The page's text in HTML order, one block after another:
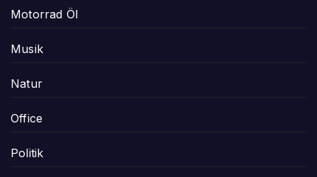
Motorrad Öl
Musik
Natur
Office
Politik